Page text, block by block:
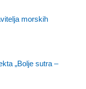
morskih
„Bolje sutra –